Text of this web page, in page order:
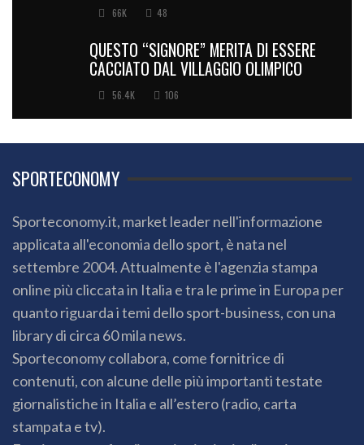
66K 48
QUESTO “SIGNORE” MERITA DI ESSERE
CACCIATO DAL VILLAGGIO OLIMPICO
56.4K 106
SPORTECONOMY
Sporteconomy.it, market leader nell'informazione
applicata all'economia dello sport, è nata nel
settembre 2004. Attualmente è l'agenzia stampa
online più cliccata in Italia e tra le prime in Europa per
quanto riguarda i temi dello sport-business, con una
library di circa 60 mila news.
Sporteconomy collabora, come fornitrice di
contenuti, con alcune delle più importanti testate
giornalistiche in Italia e all’estero (radio, carta
stampata e tv).